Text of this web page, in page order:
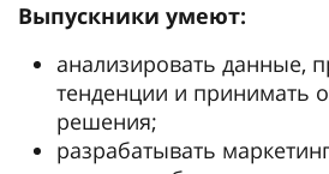
Выпускники умеют:
анализировать данные,
тенденции и принимать
решения;
разрабатывать